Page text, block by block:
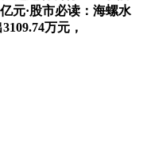
元·股市必读：海螺水
万元，